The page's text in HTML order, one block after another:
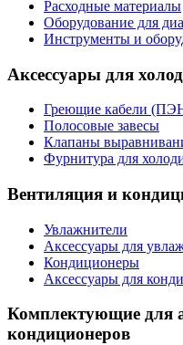
Расходные материалы
Оборудование для
Инструменты и
Аксессуары для
Греющие кабели
Полосовые завесы
Клапаны
Фурнитура для
Вентиляция и
Увлажнители
Аксессуары для
Кондиционеры
Аксессуары для
Комплектующие для
кондиционеров